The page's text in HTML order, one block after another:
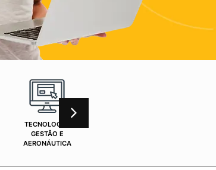
TECNOLOGIA,
GESTÃO E
AERONÁUTICA